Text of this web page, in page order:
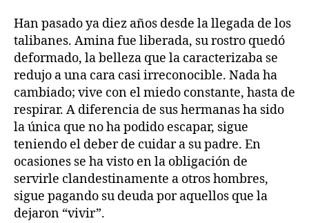
Han pasado ya diez años desde la llegada de los
talibanes. Amina fue liberada, su rostro quedó
deformado, la belleza que la caracterizaba se
redujo a una cara casi irreconocible. Nada ha
cambiado; vive con el miedo constante, hasta de
respirar. A diferencia de sus hermanas ha sido
la única que no ha podido escapar, sigue
teniendo el deber de cuidar a su padre. En
ocasiones se ha visto en la obligación de
servirle clandestinamente a otros hombres,
sigue pagando su deuda por aquellos que la
dejaron “vivir”.